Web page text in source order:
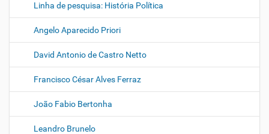
Linha de pesquisa: História Política
Angelo Aparecido Priori
David Antonio de Castro Netto
Francisco César Alves Ferraz
João Fabio Bertonha
Leandro Brunelo